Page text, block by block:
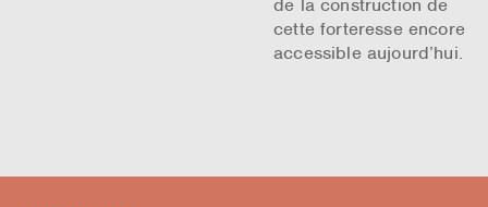
de la construction de
cette forteresse encore
accessible aujourd’hui.